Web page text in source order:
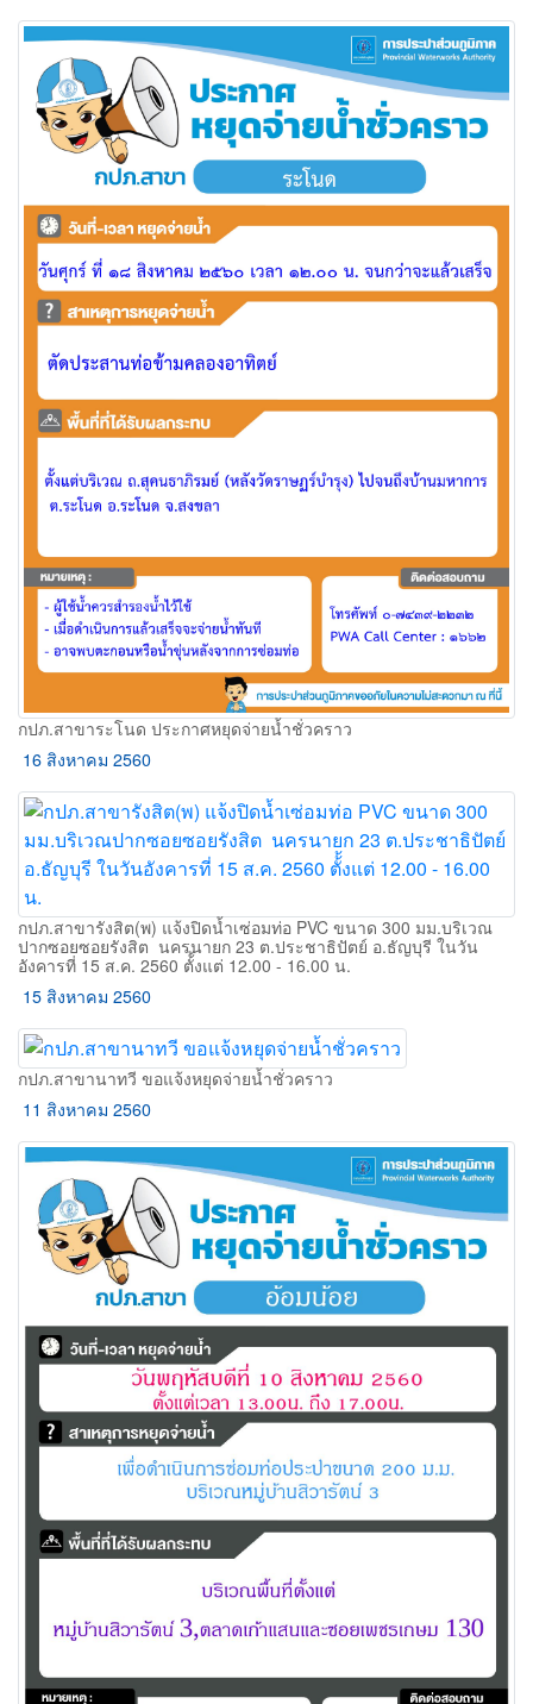
กปภ.สาขาระโนด ประกาศหยุดจ่ายน้ำชั่วคราว
16 สิงหาคม 2560
กปภ.สาขารังสิต(พ) แจ้งปิดน้ำเซ่อมท่อ PVC ขนาด 300 มม.บริเวณ
ปากซอยซอยรังสิต  นครนายก 23 ต.ประชาธิปัตย์ อ.ธัญบุรี ในวัน
อังคารที่ 15 ส.ค. 2560 ตั้้งแต่ 12.00 - 16.00 น.
15 สิงหาคม 2560
กปภ.สาขานาทวี ขอแจ้งหยุดจ่ายน้ำชั่วคราว
11 สิงหาคม 2560